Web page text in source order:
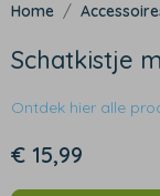
Schatkistje
Ontdek hier alle
€ 15,99